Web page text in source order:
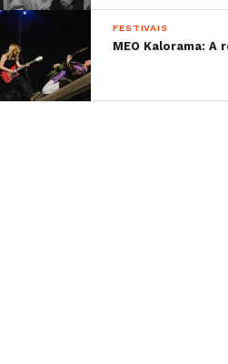
FESTIVAIS
MEO Kalorama: A